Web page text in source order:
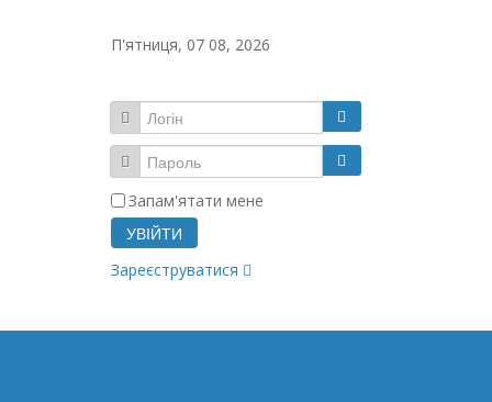
П'ятниця, 07 08, 2026
Запам'ятати мене
УВІЙТИ
Зареєструватися